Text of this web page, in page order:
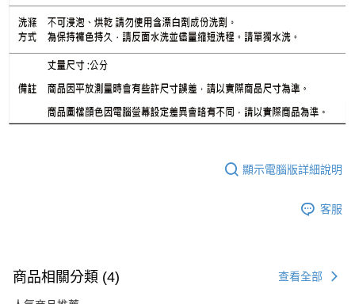
顯示電腦版詳細說明
客服
商品相關分類 (4) 查看全部